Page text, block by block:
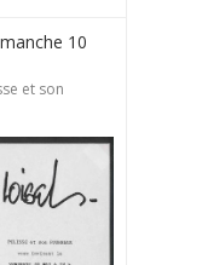
10
et son